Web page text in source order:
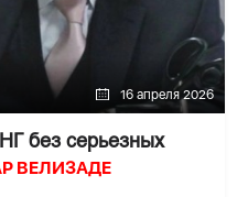
16 апреля 2026
без серьезных
ВЕЛИЗАДЕ